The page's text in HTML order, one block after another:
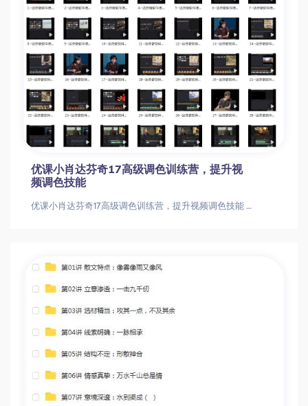
优课小肖达芬奇17高级调色训练营，提升视
频调色技能
优课小肖达芬奇17高级调色训练营，提升视频调色技能 优课小肖达芬奇17高级调色训练营，提升视频调色技能